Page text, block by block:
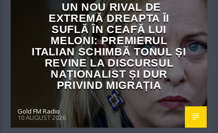
UN NOU RIVAL DE
EXTREMĂ DREAPTA ÎI
SUFLĂ ÎN CEAFĂ LUI
MELONI: PREMIERUL
ITALIAN SCHIMBĂ TONUL ȘI
REVINE LA DISCURSUL
NAȚIONALIST ȘI DUR
PRIVIND MIGRAȚIA
Gold FM Radio
10 AUGUST 2026